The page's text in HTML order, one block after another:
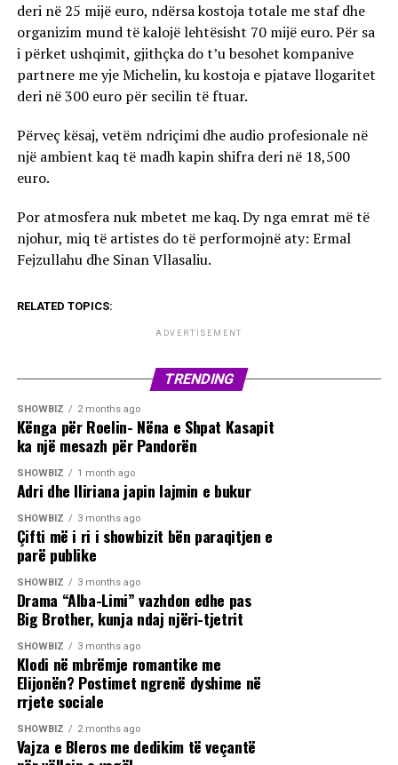
deri në 25 mijë euro, ndërsa kostoja totale me staf dhe
organizim mund të kalojë lehtësisht 70 mijë euro. Për sa
i përket ushqimit, gjithçka do t’u besohet kompanive
partnere me yje Michelin, ku kostoja e pjatave llogaritet
deri në 300 euro për secilin të ftuar.
Përveç kësaj, vetëm ndriçimi dhe audio profesionale në
një ambient kaq të madh kapin shifra deri në 18,500
euro.
Por atmosfera nuk mbetet me kaq. Dy nga emrat më të
njohur, miq të artistes do të performojnë aty: Ermal
Fejzullahu dhe Sinan Vllasaliu.
RELATED TOPICS:
ADVERTISEMENT
TRENDING
SHOWBIZ 2 months ago
Kënga për Roelin- Nëna e Shpat Kasapit
ka një mesazh për Pandorën
SHOWBIZ 1 month ago
Adri dhe Iliriana japin lajmin e bukur
SHOWBIZ 3 months ago
Çifti më i ri i showbizit bën paraqitjen e
parë publike
SHOWBIZ 3 months ago
Drama “Alba-Limi” vazhdon edhe pas
Big Brother, kunja ndaj njëri-tjetrit
SHOWBIZ 3 months ago
Klodi në mbrëmje romantike me
Elijonën? Postimet ngrenë dyshime në
rrjete sociale
SHOWBIZ 2 months ago
Vajza e Bleros me dedikim të veçantë